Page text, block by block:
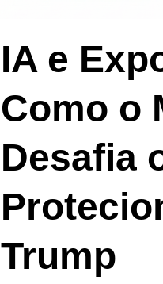
IA e
Como o
Desafia
Trump